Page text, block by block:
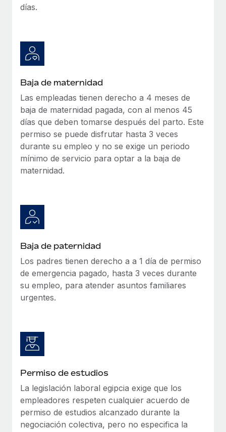
días.
Baja de maternidad
Las empleadas tienen derecho a 4 meses de
baja de maternidad pagada, con al menos 45
días que deben tomarse después del parto. Este
permiso se puede disfrutar hasta 3 veces
durante su empleo y no se exige un periodo
mínimo de servicio para optar a la baja de
maternidad.
Baja de paternidad
Los padres tienen derecho a a 1 día de permiso
de emergencia pagado, hasta 3 veces durante
su empleo, para atender asuntos familiares
urgentes.
Permiso de estudios
La legislación laboral egipcia exige que los
empleadores respeten cualquier acuerdo de
permiso de estudios alcanzado durante la
negociación colectiva, pero no especifica la